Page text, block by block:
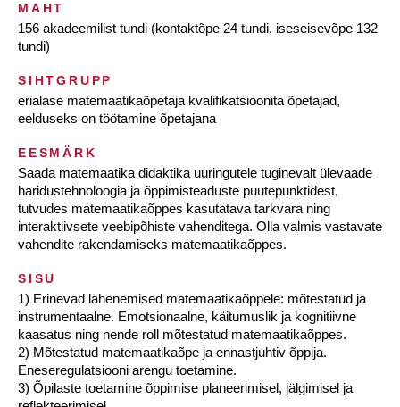
MAHT
156 akadeemilist tundi (kontaktõpe 24 tundi, iseseisevõpe 132
tundi)
SIHTGRUPP
erialase matemaatikaõpetaja kvalifikatsioonita õpetajad,
eelduseks on töötamine õpetajana
EESMÄRK
Saada matemaatika didaktika uuringutele tuginevalt ülevaade
haridustehnoloogia ja õppimisteaduste puutepunktidest,
tutvudes matemaatikaõppes kasutatava tarkvara ning
interaktiivsete veebipõhiste vahenditega. Olla valmis vastavate
vahendite rakendamiseks matemaatikaõppes.
SISU
1) Erinevad lähenemised matemaatikaõppele: mõtestatud ja
instrumentaalne. Emotsionaalne, käitumuslik ja kognitiivne
kaasatus ning nende roll mõtestatud matemaatikaõppes.
2) Mõtestatud matemaatikaõpe ja ennastjuhtiv õppija.
Eneseregulatsiooni arengu toetamine.
3) Õpilaste toetamine õppimise planeerimisel, jälgimisel ja